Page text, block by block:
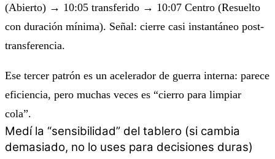
(Abierto) → 10:05 transferido → 10:07 Centro (Resuelto
con duración mínima). Señal: cierre casi instantáneo post-
transferencia.
Ese tercer patrón es un acelerador de guerra interna: parece
eficiencia, pero muchas veces es “cierro para limpiar
cola”.
Medí la “sensibilidad” del tablero (si cambia
demasiado, no lo uses para decisiones duras)